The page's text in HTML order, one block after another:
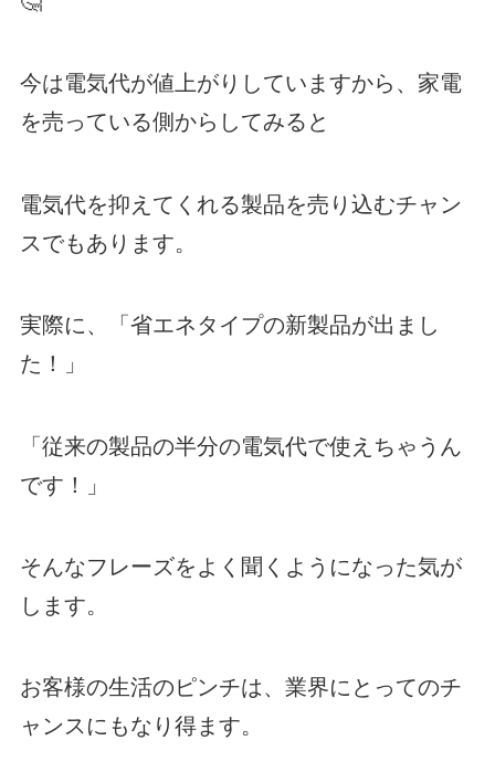
今は電気代が値上がりしていますから、家電
を売っている側からしてみると
電気代を抑えてくれる製品を売り込むチャン
スでもあります。
実際に、「省エネタイプの新製品が出まし
た！」
「従来の製品の半分の電気代で使えちゃうん
です！」
そんなフレーズをよく聞くようになった気が
します。
お客様の生活のピンチは、業界にとってのチ
ャンスにもなり得ます。